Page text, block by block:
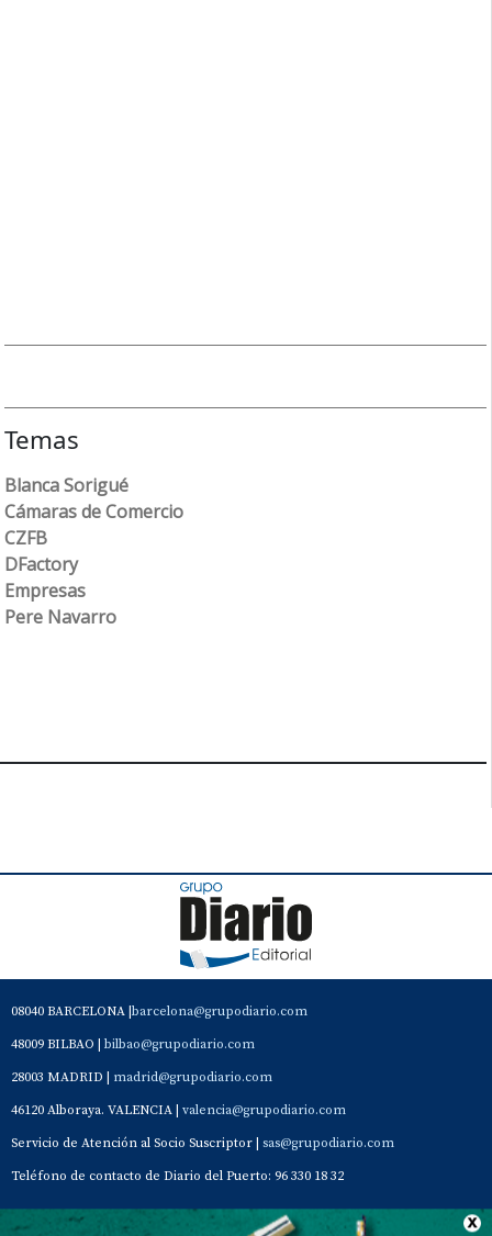
Temas
Blanca Sorigué
Cámaras de Comercio
CZFB
DFactory
Empresas
Pere Navarro
08040 BARCELONA | barcelona@grupodiario.com
48009 BILBAO | bilbao@grupodiario.com
28003 MADRID | madrid@grupodiario.com
46120 Alboraya. VALENCIA | valencia@grupodiario.com
Servicio de Atención al Socio Suscriptor | sas@grupodiario.com
Teléfono de contacto de Diario del Puerto: 96 330 18 32
Contacto Aviso Legal Quiénes somos Política de privacidad